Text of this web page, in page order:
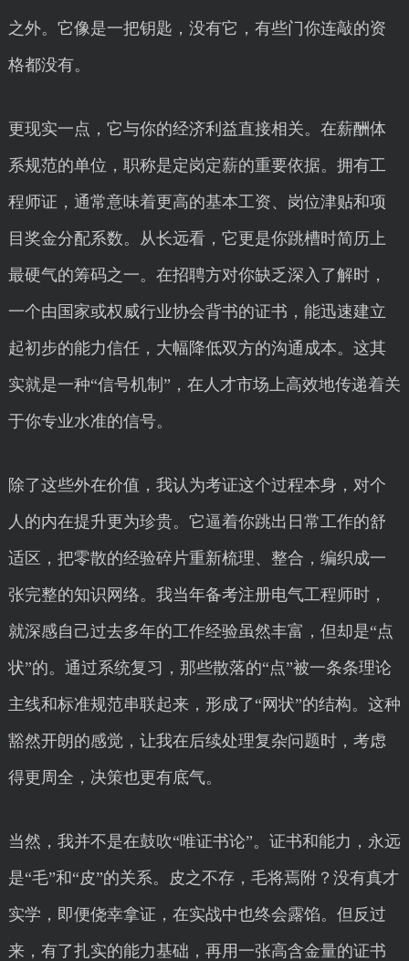
之外。它像是一把钥匙，没有它，有些门你连敲的资
格都没有。
更现实一点，它与你的经济利益直接相关。在薪酬体
系规范的单位，职称是定岗定薪的重要依据。拥有工
程师证，通常意味着更高的基本工资、岗位津贴和项
目奖金分配系数。从长远看，它更是你跳槽时简历上
最硬气的筹码之一。在招聘方对你缺乏深入了解时，
一个由国家或权威行业协会背书的证书，能迅速建立
起初步的能力信任，大幅降低双方的沟通成本。这其
实就是一种“信号机制”，在人才市场上高效地传递着关
于你专业水准的信号。
除了这些外在价值，我认为考证这个过程本身，对个
人的内在提升更为珍贵。它逼着你跳出日常工作的舒
适区，把零散的经验碎片重新梳理、整合，编织成一
张完整的知识网络。我当年备考注册电气工程师时，
就深感自己过去多年的工作经验虽然丰富，但却是“点
状”的。通过系统复习，那些散落的“点”被一条条理论
主线和标准规范串联起来，形成了“网状”的结构。这种
豁然开朗的感觉，让我在后续处理复杂问题时，考虑
得更周全，决策也更有底气。
当然，我并不是在鼓吹“唯证书论”。证书和能力，永远
是“毛”和“皮”的关系。皮之不存，毛将焉附？没有真才
实学，即便侥幸拿证，在实战中也终会露馅。但反过
来，有了扎实的能力基础，再用一张高含金量的证书